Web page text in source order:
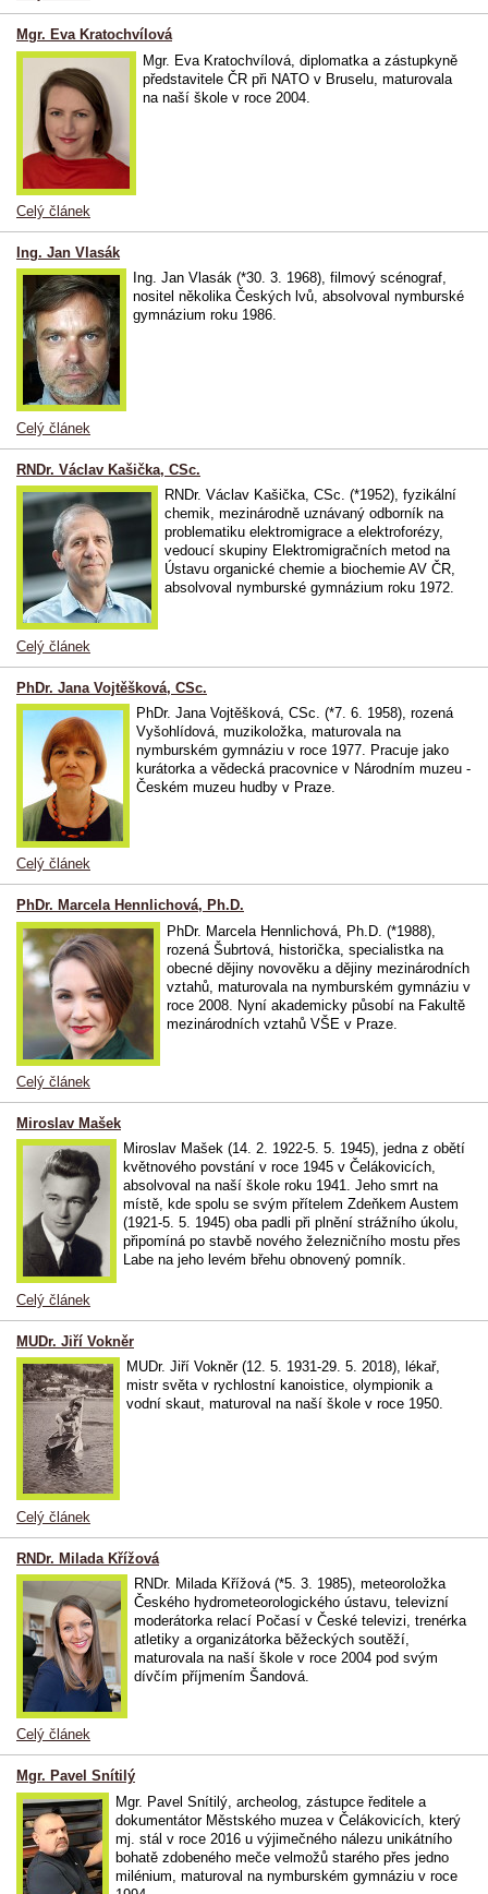
Mgr. Eva Kratochvílová
Mgr. Eva Kratochvílová, diplomatka a zástupkyně
představitele ČR při NATO v Bruselu, maturovala
na naší škole v roce 2004.
Celý článek
Ing. Jan Vlasák
Ing. Jan Vlasák (*30. 3. 1968), filmový scénograf,
nositel několika Českých lvů, absolvoval nymburské
gymnázium roku 1986.
Celý článek
RNDr. Václav Kašička, CSc.
RNDr. Václav Kašička, CSc. (*1952), fyzikální
chemik, mezinárodně uznávaný odborník na
problematiku elektromigrace a elektroforézy,
vedoucí skupiny Elektromigračních metod na
Ústavu organické chemie a biochemie AV ČR,
absolvoval nymburské gymnázium roku 1972.
Celý článek
PhDr. Jana Vojtěšková, CSc.
PhDr. Jana Vojtěšková, CSc. (*7. 6. 1958), rozená
Vyšohlídová, muzikoložka, maturovala na
nymburském gymnáziu v roce 1977. Pracuje jako
kurátorka a vědecká pracovnice v Národním muzeu -
Českém muzeu hudby v Praze.
Celý článek
PhDr. Marcela Hennlichová, Ph.D.
PhDr. Marcela Hennlichová, Ph.D. (*1988),
rozená Šubrtová, historička, specialistka na
obecné dějiny novověku a dějiny mezinárodních
vztahů, maturovala na nymburském gymnáziu v
roce 2008. Nyní akademicky působí na Fakultě
mezinárodních vztahů VŠE v Praze.
Celý článek
Miroslav Mašek
Miroslav Mašek (14. 2. 1922-5. 5. 1945), jedna z obětí
květnového povstání v roce 1945 v Čelákovicích,
absolvoval na naší škole roku 1941. Jeho smrt na
místě, kde spolu se svým přítelem Zdeňkem Austem
(1921-5. 5. 1945) oba padli při plnění strážního úkolu,
připomíná po stavbě nového železničního mostu přes
Labe na jeho levém břehu obnovený pomník.
Celý článek
MUDr. Jiří Vokněr
MUDr. Jiří Vokněr (12. 5. 1931-29. 5. 2018), lékař,
mistr světa v rychlostní kanoistice, olympionik a
vodní skaut, maturoval na naší škole v roce 1950.
Celý článek
RNDr. Milada Křížová
RNDr. Milada Křížová (*5. 3. 1985), meteoroložka
Českého hydrometeorologického ústavu, televizní
moderátorka relací Počasí v České televizi, trenérka
atletiky a organizátorka běžeckých soutěží,
maturovala na naší škole v roce 2004 pod svým
dívčím příjmením Šandová.
Celý článek
Mgr. Pavel Snítilý
Mgr. Pavel Snítilý, archeolog, zástupce ředitele a
dokumentátor Městského muzea v Čelákovicích, který
mj. stál v roce 2016 u výjimečného nálezu unikátního
bohatě zdobeného meče velmožů starého přes jedno
milénium, maturoval na nymburském gymnáziu v roce